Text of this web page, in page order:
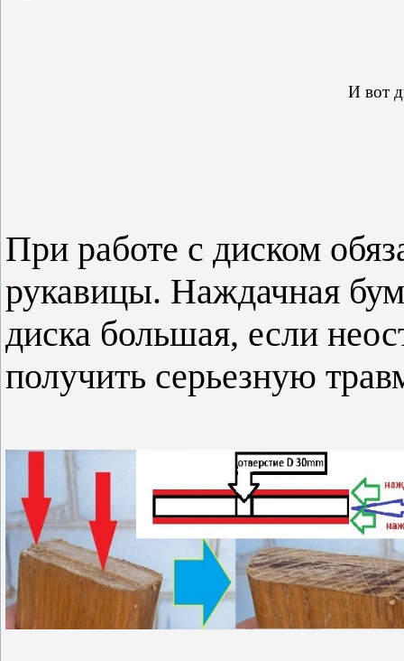
И вот
При работе с диском
рукавицы. Наждачная
диска большая, если
получить серьезную